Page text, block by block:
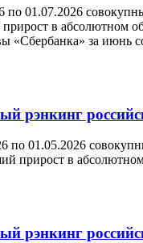
по 01.07.2026
в абсолютном
«Сбербанка» за июнь
рэнкинг
по 01.05.2026
прирост в
рэнкинг